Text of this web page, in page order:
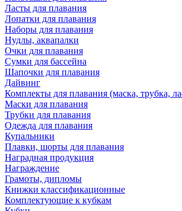
Ласты для плавания
Лопатки для плавания
Наборы для плавания
Нудлы, аквапалки
Очки для плавания
Сумки для бассейна
Шапочки для плавания
Дайвинг
Комплекты для плавания (маска, трубка,
Маски для плавания
Трубки для плавания
Одежда для плавания
Купальники
Плавки, шорты для плавания
Наградная продукция
Награждение
Грамоты, дипломы
Книжки классификационные
Комплектующие к кубкам